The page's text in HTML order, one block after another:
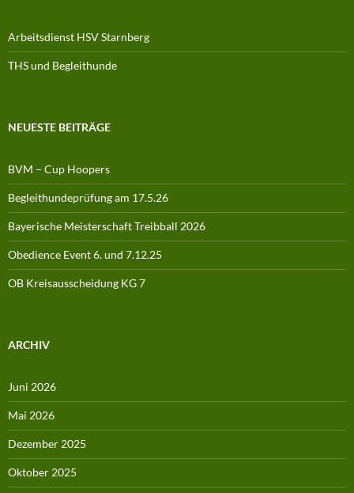
Arbeitsdienst HSV Starnberg
THS und Begleithunde
NEUESTE BEITRÄGE
BVM – Cup Hoopers
Begleithundeprüfung am 17.5.26
Bayerische Meisterschaft Treibball 2026
Obedience Event 6. und 7.12.25
OB Kreisausscheidung KG 7
ARCHIV
Juni 2026
Mai 2026
Dezember 2025
Oktober 2025